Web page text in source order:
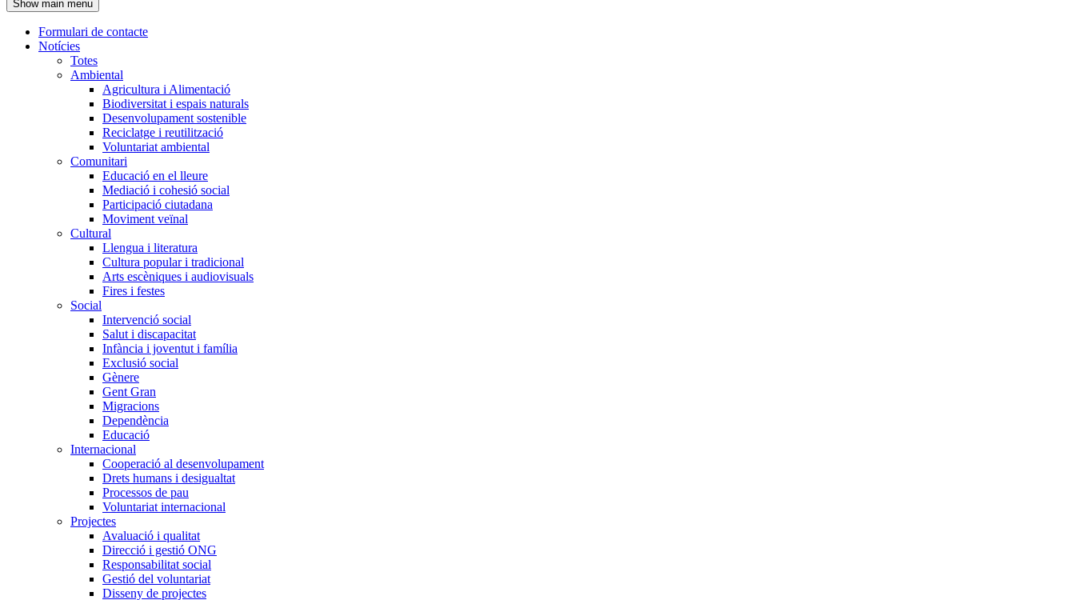
l'encapçalament
Show main menu
Navegació
principal
Formulari de contacte
Notícies
Totes
Ambiental
Agricultura i Alimentació
Biodiversitat i espais naturals
Desenvolupament sostenible
Reciclatge i reutilització
Voluntariat ambiental
Comunitari
Educació en el lleure
Mediació i cohesió social
Participació ciutadana
Moviment veïnal
Cultural
Llengua i literatura
Cultura popular i tradicional
Arts escèniques i audiovisuals
Fires i festes
Social
Intervenció social
Salut i discapacitat
Infància i joventut i família
Exclusió social
Gènere
Gent Gran
Migracions
Dependència
Educació
Internacional
Cooperació al desenvolupament
Drets humans i desigualtat
Processos de pau
Voluntariat internacional
Projectes
Avaluació i qualitat
Direcció i gestió ONG
Responsabilitat social
Gestió del voluntariat
Disseny de projectes